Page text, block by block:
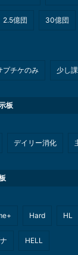
2.5億団 30億団
プチケのみ 少し
板
デイリー消化
Hard HL
HELL